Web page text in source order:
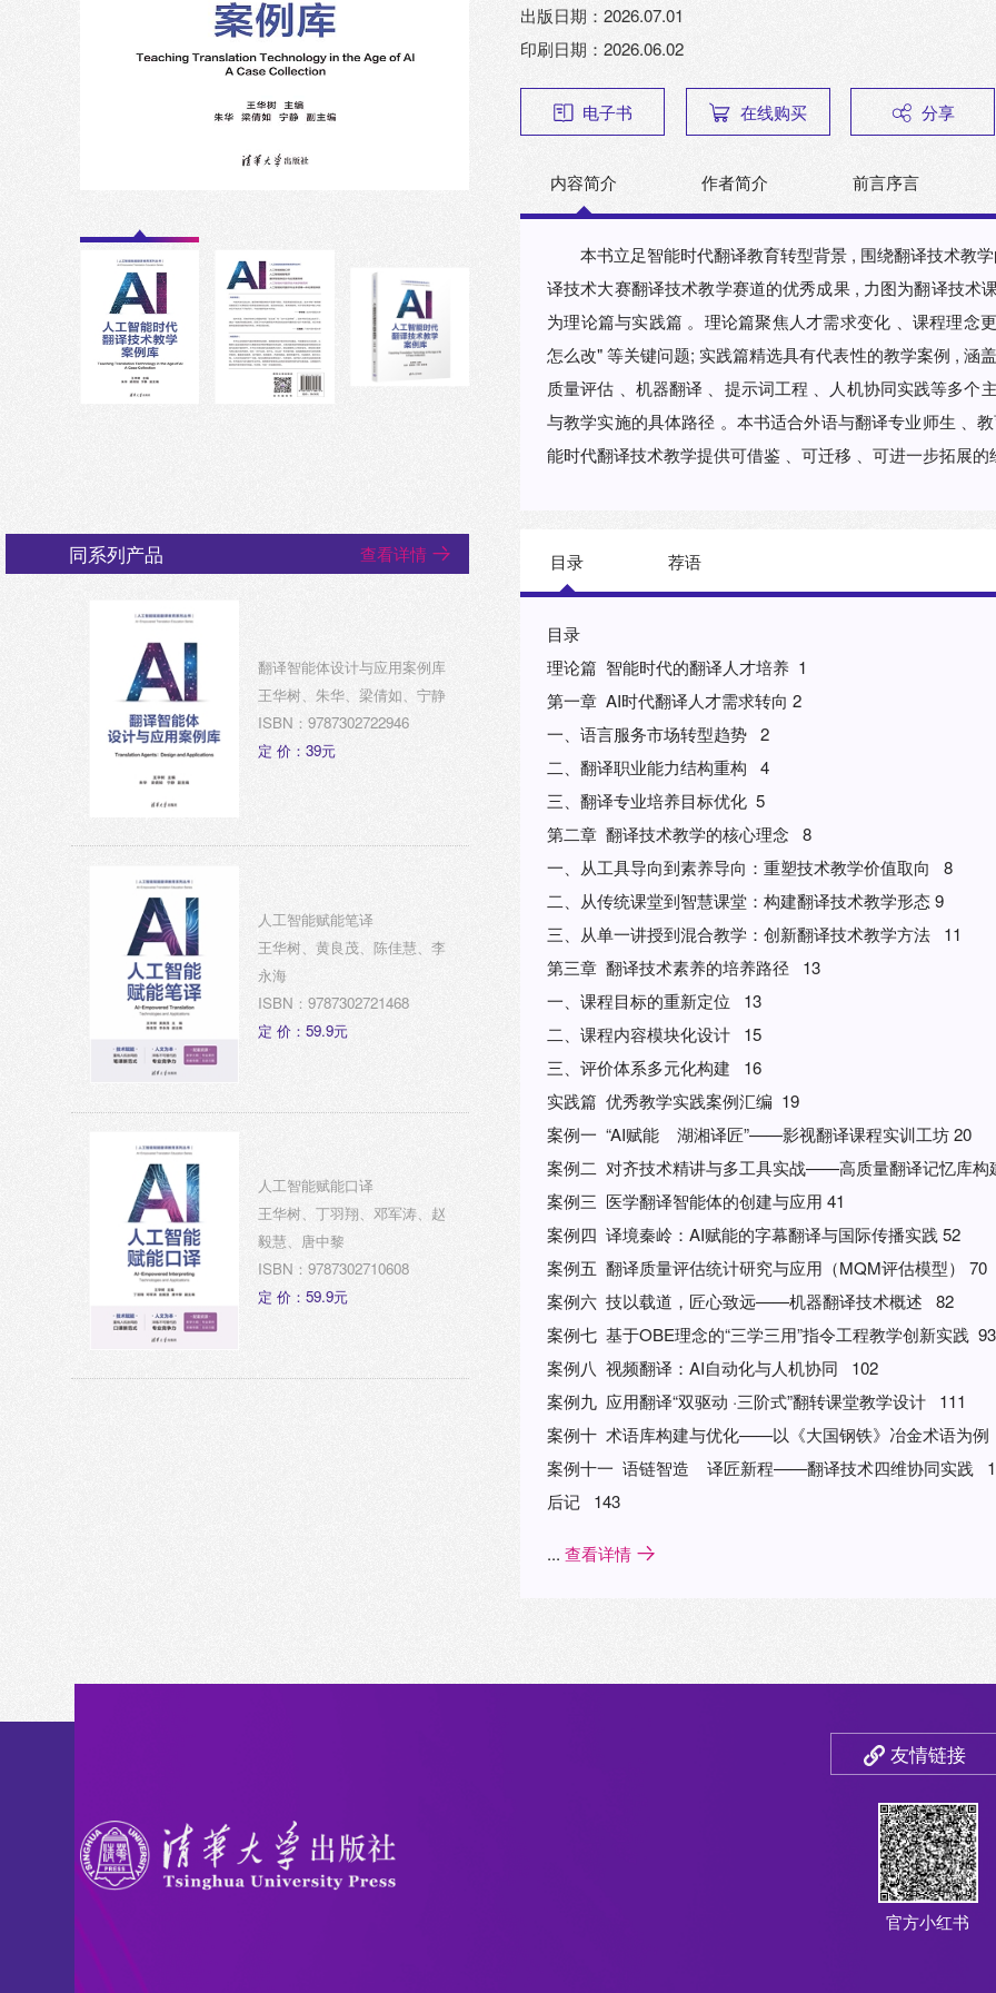
出版日期：2026.07.01
印刷日期：2026.06.02
电子书 在线购买 分享
内容简介 作者简介 前言序言
本书立足智能时代翻译教育转型背景 , 围绕翻译技术教学的目标重设、内容重组与方法创新 , 汇集第三届全国翻
译技术大赛翻译技术教学赛道的优秀成果 , 力图为翻译技术课程建设提供兼具理念深度与实践价值的参考 。本书分
为理论篇与实践篇 。理论篇聚焦人才需求变化 、课程理念更新与核心能力培养
怎么改" 等关键问题; 实践篇精选具有代表性的教学案例 , 涵盖影视翻译 、医学翻译、视频翻译 、术语库建设、翻译
质量评估 、机器翻译 、提示词工程 、人机协同实践等多个主题 , 较为完整地呈现课程设计 、任务组织 、
与教学实施的具体路径 。本书适合外语与翻译专业师生 、
能时代翻译技术教学提供可借鉴 、可迁移 、可进一步拓展的
目录 荐语
目录
理论篇 智能时代的翻译人才培养 1
第一章 AI时代翻译人才需求转向 2
一、语言服务市场转型趋势 2
二、翻译职业能力结构重构 4
三、翻译专业培养目标优化 5
第二章 翻译技术教学的核心理念 8
一、从工具导向到素养导向：重塑技术教学价值取向 8
二、从传统课堂到智慧课堂：构建翻译技术教学形态 9
三、从单一讲授到混合教学：创新翻译技术教学方法 11
第三章 翻译技术素养的培养路径 13
一、课程目标的重新定位 13
二、课程内容模块化设计 15
三、评价体系多元化构建 16
实践篇 优秀教学实践案例汇编 19
案例一 “AI赋能 湖湘译匠”——影视翻译课程实训工坊 20
案例二 对齐技术精讲与多工具实战——高质量翻译记忆库构
案例三 医学翻译智能体的创建与应用 41
案例四 译境秦岭：AI赋能的字幕翻译与国际传播实践 52
案例五 翻译质量评估统计研究与应用（MQM评估模型） 70
案例六 技以载道，匠心致远——机器翻译技术概述 82
案例七 基于OBE理念的“三学三用”指令工程教学创新实践 93
案例八 视频翻译：AI自动化与人机协同 102
案例九 应用翻译“双驱动 ·三阶式”翻转课堂教学设计 111
案例十 术语库构建与优化——以《大国钢铁》冶金术语为
案例十一 语链智造 译匠新程——翻译技术四维协同实践
后记 143
... 查看详情
同系列产品 查看详情
翻译智能体设计与应用案例库
王华树、朱华、梁倩如、宁静
ISBN：9787302722946
定 价：39元
人工智能赋能笔译
王华树、黄良茂、陈佳慧、李
永海
ISBN：9787302721468
定 价：59.9元
人工智能赋能口译
王华树、丁羽翔、邓军涛、赵
毅慧、唐中黎
ISBN：9787302710608
定 价：59.9元
友情链接
官方小红书